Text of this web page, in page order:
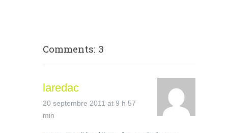
Comments: 3
laredac
20 septembre 2011 at 9 h 57
min